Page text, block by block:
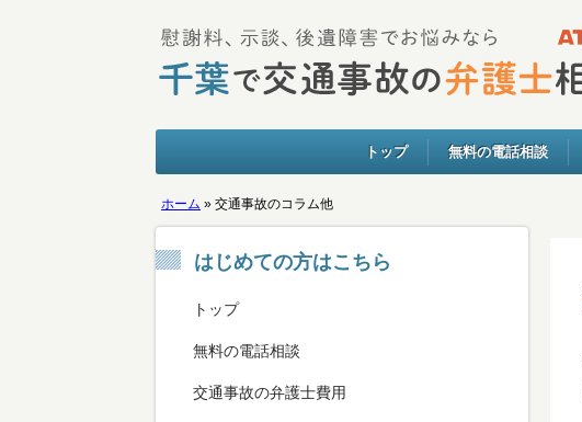
トップ 無料の電話相談
ホーム » 交通事故のコラム他
はじめての方はこちら
トップ
無料の電話相談
交通事故の弁護士費用